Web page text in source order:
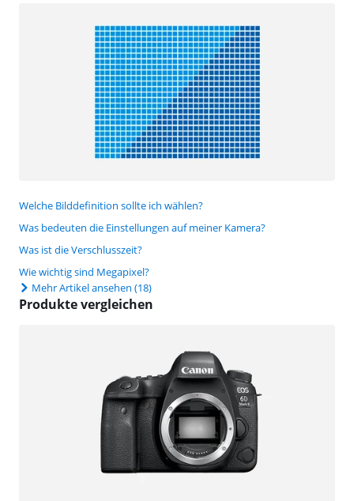
Welche Bilddefinition sollte ich wählen?
Was bedeuten die Einstellungen auf meiner Kamera?
Was ist die Verschlusszeit?
Wie wichtig sind Megapixel?
Mehr Artikel ansehen (18)
Produkte vergleichen